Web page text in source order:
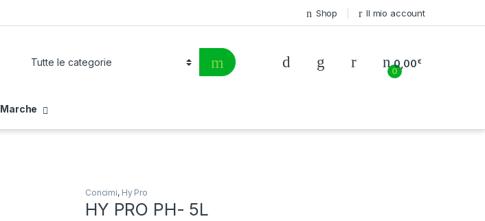
Shop Il mio account
0
0,00€
Marche
Concimi, Hy Pro
HY PRO PH- 5L